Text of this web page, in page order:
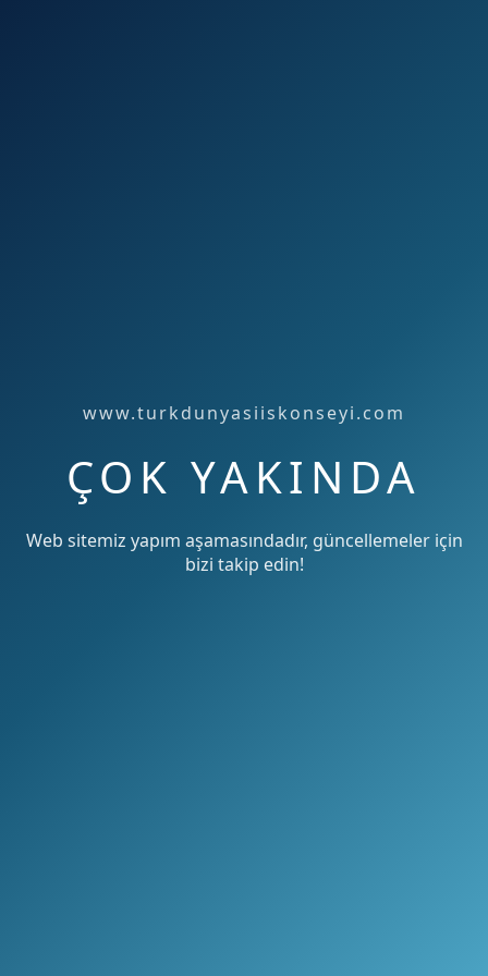
www.turkdunyasiiskonseyi.com
ÇOK YAKINDA
Web sitemiz yapım aşamasındadır, güncellemeler için
bizi takip edin!